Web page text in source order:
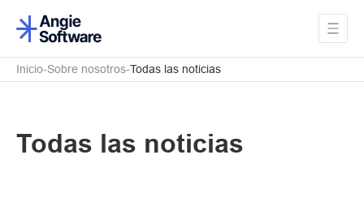
Inicio Sobre nosotros Todas las noticias
Todas las noticias